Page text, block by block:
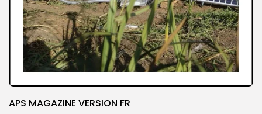
APS MAGAZINE VERSION FR